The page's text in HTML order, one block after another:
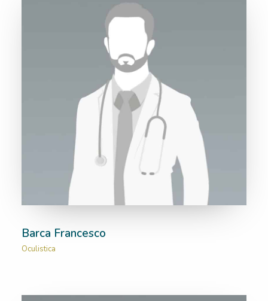
Barca Francesco
Oculistica